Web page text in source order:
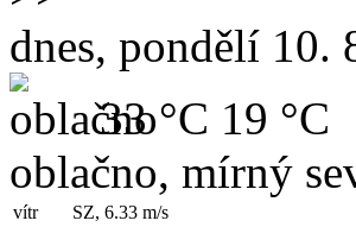
dnes, pondělí 10.
33 °C 19 °C
oblačno, mírný
vítr SZ, 6.33 m/s